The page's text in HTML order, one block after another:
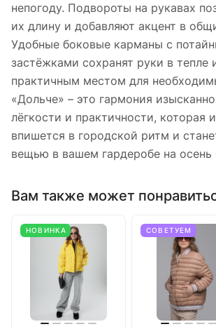
непогоду. Подвороты на рукавах
их длину и добавляют акцент в
Удобные боковые карманы с
застёжками сохранят руки в тепле
практичным местом для
«Дольче» – это гармония
лёгкости и практичности, которая
впишется в городской ритм и
вещью в вашем гардеробе на осень
Вам также может
НОВИНКА СОВЕТУЕМ